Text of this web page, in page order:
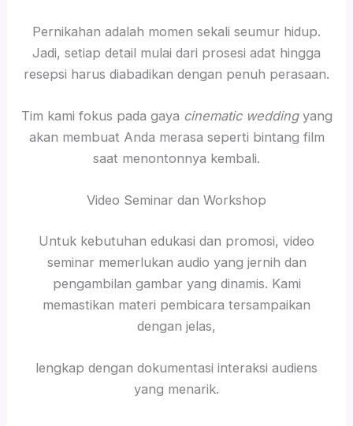
Pernikahan adalah momen sekali seumur hidup.
Jadi, setiap detail mulai dari prosesi adat hingga
resepsi harus diabadikan dengan penuh perasaan.
Tim kami fokus pada gaya cinematic weddingyang
akan membuat Anda merasa seperti bintang film
saat menontonnya kembali.
Video Seminar dan Workshop
Untuk kebutuhan edukasi dan promosi, video
seminar memerlukan audio yang jernih dan
pengambilan gambar yang dinamis. Kami
memastikan materi pembicara tersampaikan
dengan jelas,
lengkap dengan dokumentasi interaksi audiens
yang menarik.